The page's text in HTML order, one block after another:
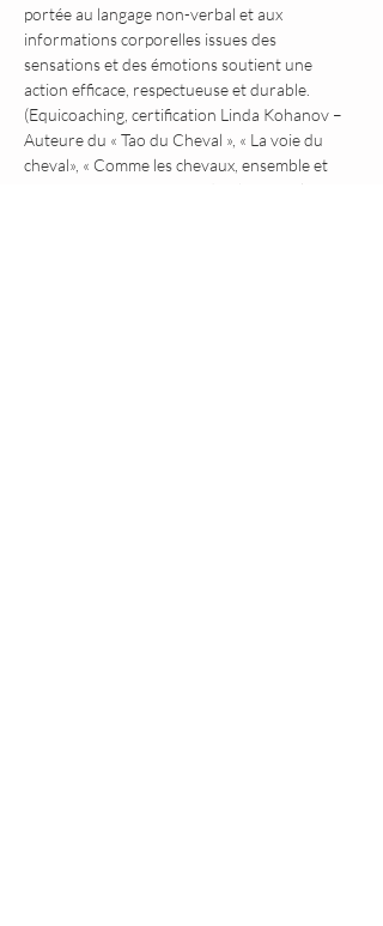
portée au langage non-verbal et aux
informations corporelles issues des
sensations et des émotions soutient une
action efficace, respectueuse et durable.
(Equicoaching, certification Linda Kohanov –
Auteure du « Tao du Cheval », « La voie du
cheval», « Comme les chevaux, ensemble et
puissants », « Pour un Leadership Socialement